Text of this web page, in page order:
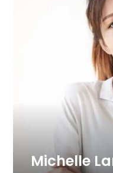
Michelle